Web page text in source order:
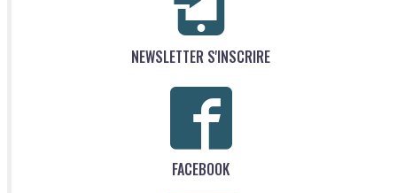
NEWSLETTER S'INSCRIRE
FACEBOOK